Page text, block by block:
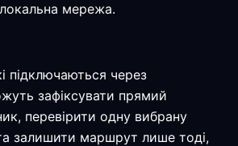
локальна мережа.
підключаються через
зафіксувати прямий
перевірити одну вибрану
залишити маршрут лише тоді,